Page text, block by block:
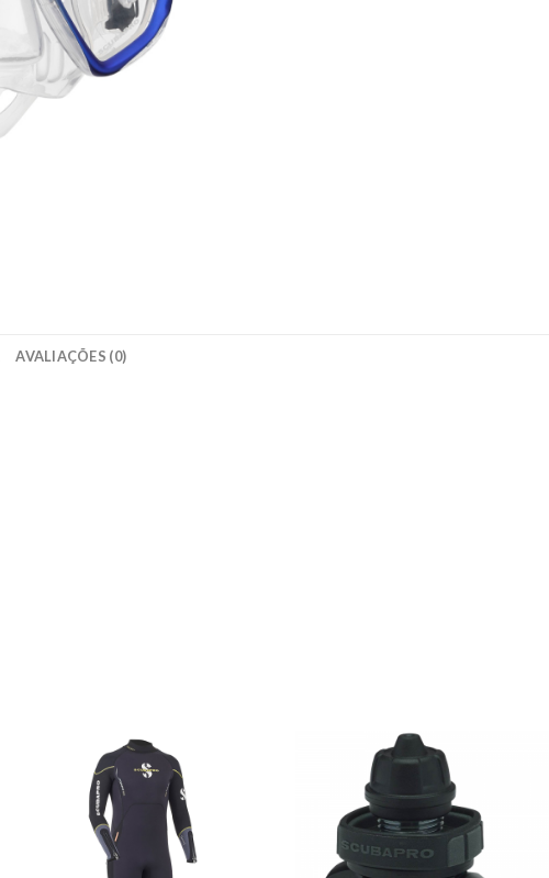
AVALIAÇÕES (0)